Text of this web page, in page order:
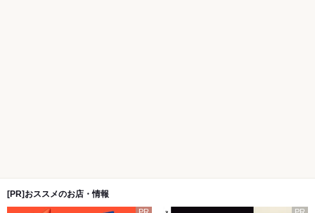
[PR]おススメのお店・情報